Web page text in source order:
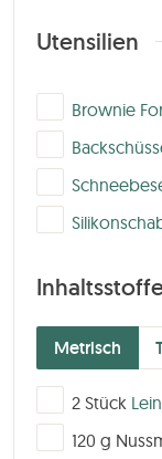
Utensilien
▢
Brownie
▢
▢
▢
Metrisch
▢
2 Stück
▢
120 g